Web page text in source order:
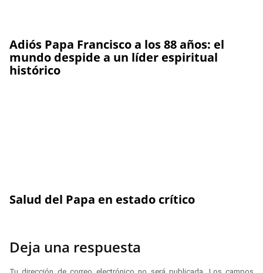
Adiós Papa Francisco a los 88 años: el
mundo despide a un líder espiritual
histórico
Salud del Papa en estado crítico
Deja una respuesta